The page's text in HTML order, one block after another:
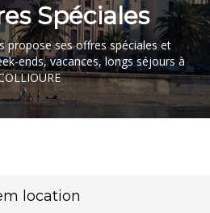
Spéciales
propose ses offres spéciales et
ends, vacances, longs séjours à
location